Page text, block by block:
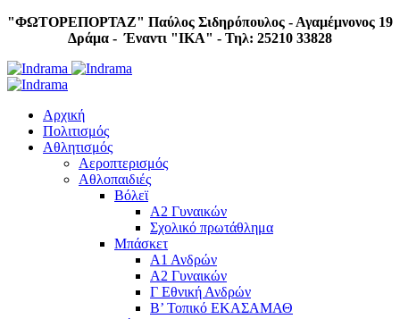
"ΦΩΤΟΡΕΠΟΡΤΑΖ" Παύλος Σιδηρόπουλος - Αγαμέμνονος 19
Δράμα - Έναντι "IKA" - Τηλ: 25210 33828
Αρχική
Πολιτισμός
Αθλητισμός
Αεροπτερισμός
Αθλοπαιδιές
Βόλεϊ
Α2 Γυναικών
Σχολικό πρωτάθλημα
Μπάσκετ
Α1 Ανδρών
Α2 Γυναικών
Γ Εθνική Ανδρών
Β’ Τοπικό ΕΚΑΣΑΜΑΘ